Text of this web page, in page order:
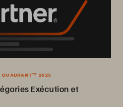
QUADRANT™ 2025
Exécution et